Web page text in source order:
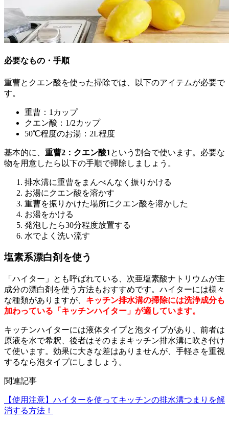
必要なもの・手順
重曹とクエン酸を使った掃除では、以下のアイテムが必要で
す。
重曹：1カップ
クエン酸：1/2カップ
50℃程度のお湯：2L程度
基本的に、 重曹2：クエン酸1 という割合で使います。必要な
物を用意したら以下の手順で掃除しましょう。
排水溝に重曹をまんべんなく振りかける
お湯にクエン酸を溶かす
重曹を振りかけた場所にクエン酸を溶かした
お湯をかける
発泡したら30分程度放置する
水でよく洗い流す
塩素系漂白剤を使う
「ハイター」とも呼ばれている、次亜塩素酸ナトリウムが主
成分の漂白剤を使う方法もおすすめです。ハイターには様々
な種類がありますが、 キッチン排水溝の掃除には洗浄成分も
加わっている「キッチンハイター」が適しています。
キッチンハイターには液体タイプと泡タイプがあり、前者は
原液を水で希釈、後者はそのままキッチン排水溝に吹き付け
て使います。効果に大きな差はありませんが、手軽さを重視
するなら泡タイプにしましょう。
関連記事
【使用注意】ハイターを使ってキッチンの排水溝つまりを解
消する方法！